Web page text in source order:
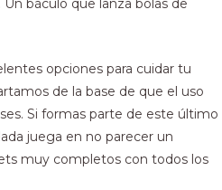
báculo que lanza bolas de
opciones para cuidar tu
de la base de que el uso
Si formas parte de este último
juega en no parecer un
muy completos con todos los